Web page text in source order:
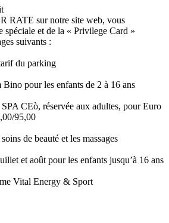
RATE sur notre site web, vous
spéciale et de la « Privilege Card »
suivants :
du parking
pour les enfants de 2 à 16 ans
CEò, réservée aux adultes, pour Euro
95,00
de beauté et les massages
et août pour les enfants jusqu’à 16 ans
Vital Energy & Sport